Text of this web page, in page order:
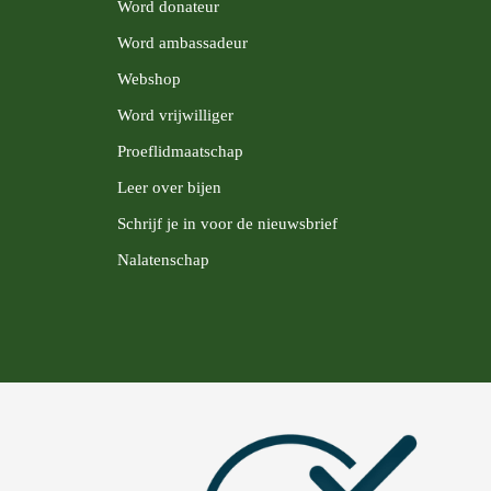
Word donateur
Word ambassadeur
Webshop
Word vrijwilliger
Proeflidmaatschap
Leer over bijen
Schrijf je in voor de nieuwsbrief
Nalatenschap